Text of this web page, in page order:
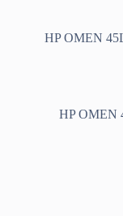
HP OMEN